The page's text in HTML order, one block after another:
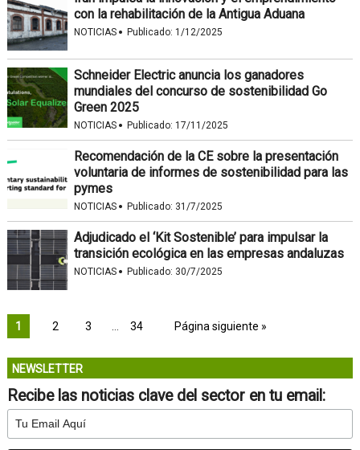
con la rehabilitación de la Antigua Aduana
NOTICIAS · Publicado: 1/12/2025
Schneider Electric anuncia los ganadores
mundiales del concurso de sostenibilidad Go
Green 2025
NOTICIAS · Publicado: 17/11/2025
Recomendación de la CE sobre la presentación
voluntaria de informes de sostenibilidad para las
pymes
NOTICIAS · Publicado: 31/7/2025
Adjudicado el ‘Kit Sostenible’ para impulsar la
transición ecológica en las empresas andaluzas
NOTICIAS · Publicado: 30/7/2025
1 2 3 34 Página siguiente »
NEWSLETTER
Recibe las noticias clave del sector en tu email: